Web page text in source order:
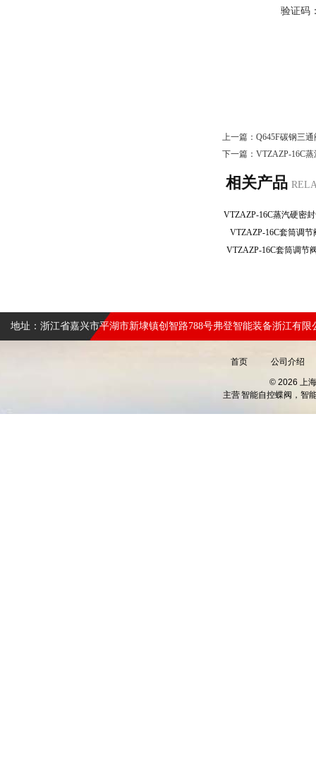
验证码
上一篇： Q645F碳钢三
下一篇： VTZAZP-16C
相关产品
VTZAZP-16C套筒调
VTZAZP-16C套筒调
地址：浙江省嘉兴市平湖市新埭镇创智路788号弗登智能装备浙江有限
首页 公司介绍
© 2026 上
主营智能自控蝶阀，智